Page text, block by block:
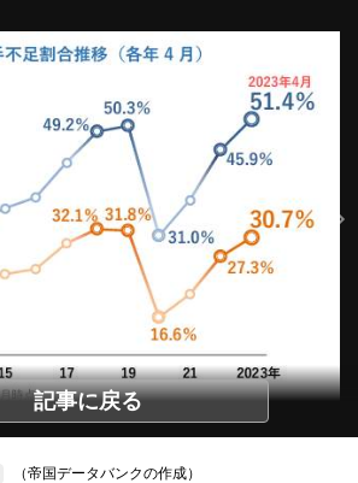
記事に戻る
（帝国データバンクの作成）